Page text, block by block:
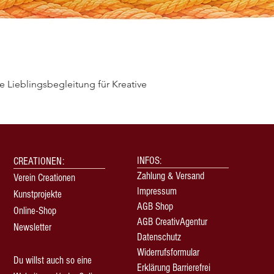
Schnellansicht
Lieblingsbegleitung für Kreative
CREATIONEN:
Verein Creationen
Kunstprojekte
Online-Shop
Newsletter
Du willst auch so eine
INFOS:
Zahlung & Versand
Impressum
AGB Shop
AGB CreativAgentur
Datenschutz
Widerrufsformular
Erklärung Barrierefrei